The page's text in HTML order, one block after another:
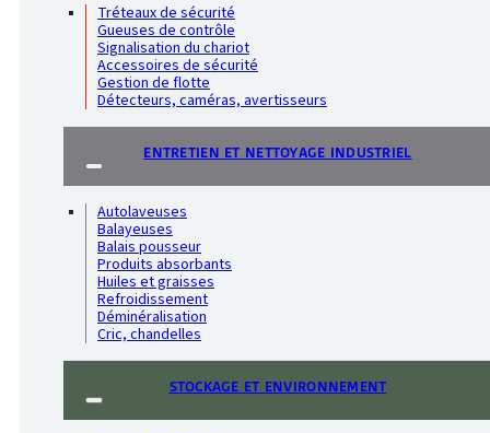
Tréteaux de sécurité
Gueuses de contrôle
Signalisation du chariot
Accessoires de sécurité
Gestion de flotte
Détecteurs, caméras, avertisseurs
ENTRETIEN ET NETTOYAGE INDUSTRIEL
Autolaveuses
Balayeuses
Balais pousseur
Produits absorbants
Huiles et graisses
Refroidissement
Déminéralisation
Cric, chandelles
STOCKAGE ET ENVIRONNEMENT